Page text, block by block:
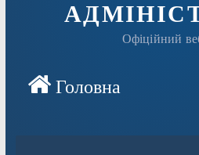
Офіційний